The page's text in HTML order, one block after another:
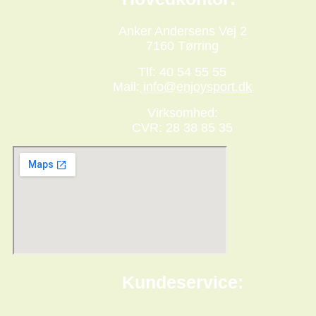
Anker Andersens Vej 2
7160 Tørring
Tlf: 40 54 55 55
Mail: info@enjoysport.dk
Virksomhed:
CVR: 28 38 85 35
Kundeservice: